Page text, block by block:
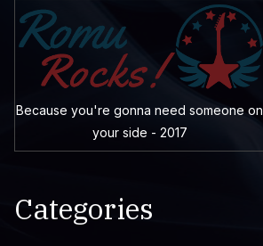
Because you're gonna need someone on
your side - 2017
Categories